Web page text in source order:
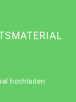
hochladen